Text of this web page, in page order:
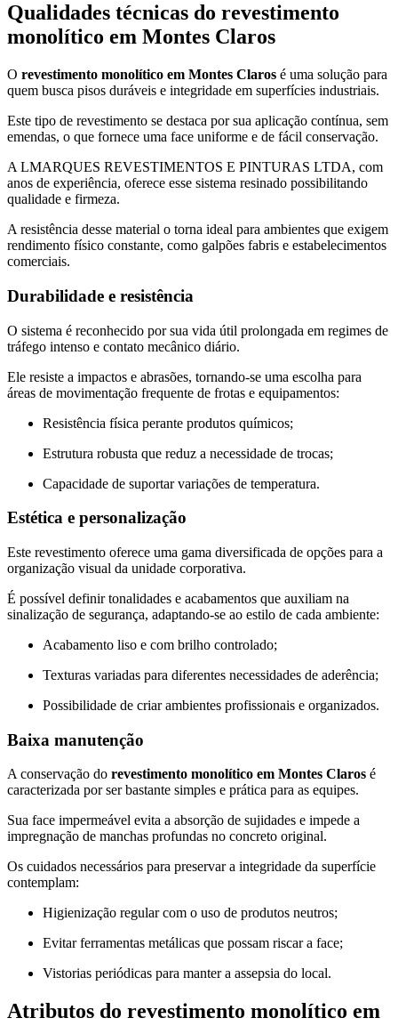
Qualidades técnicas do revestimento
monolítico em Montes Claros
O revestimento monolítico em Montes Claros é uma solução para
quem busca pisos duráveis e integridade em superfícies industriais.
Este tipo de revestimento se destaca por sua aplicação contínua, sem
emendas, o que fornece uma face uniforme e de fácil conservação.
A LMARQUES REVESTIMENTOS E PINTURAS LTDA, com
anos de experiência, oferece esse sistema resinado possibilitando
qualidade e firmeza.
A resistência desse material o torna ideal para ambientes que exigem
rendimento físico constante, como galpões fabris e estabelecimentos
comerciais.
Durabilidade e resistência
O sistema é reconhecido por sua vida útil prolongada em regimes de
tráfego intenso e contato mecânico diário.
Ele resiste a impactos e abrasões, tornando-se uma escolha para
áreas de movimentação frequente de frotas e equipamentos:
Resistência física perante produtos químicos;
Estrutura robusta que reduz a necessidade de trocas;
Capacidade de suportar variações de temperatura.
Estética e personalização
Este revestimento oferece uma gama diversificada de opções para a
organização visual da unidade corporativa.
É possível definir tonalidades e acabamentos que auxiliam na
sinalização de segurança, adaptando-se ao estilo de cada ambiente:
Acabamento liso e com brilho controlado;
Texturas variadas para diferentes necessidades de aderência;
Possibilidade de criar ambientes profissionais e organizados.
Baixa manutenção
A conservação do revestimento monolítico em Montes Claros é
caracterizada por ser bastante simples e prática para as equipes.
Sua face impermeável evita a absorção de sujidades e impede a
impregnação de manchas profundas no concreto original.
Os cuidados necessários para preservar a integridade da superfície
contemplam:
Higienização regular com o uso de produtos neutros;
Evitar ferramentas metálicas que possam riscar a face;
Vistorias periódicas para manter a assepsia do local.
Atributos do revestimento monolítico em